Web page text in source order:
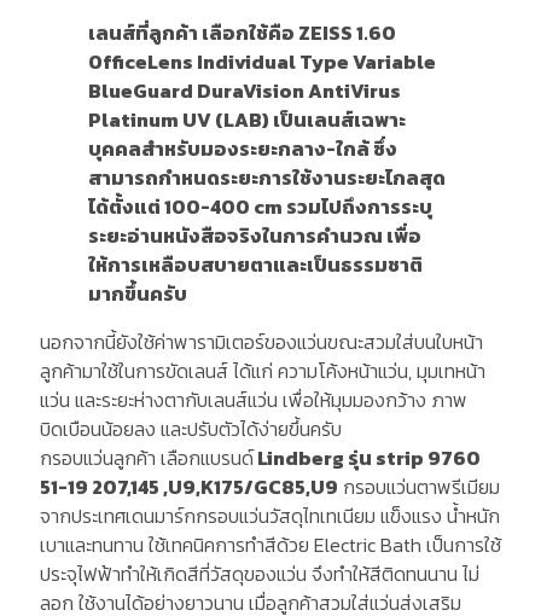
เลนส์ที่ลูกค้า เลือกใช้คือ ZEISS 1.60
OfficeLens Individual Type Variable
BlueGuard DuraVision AntiVirus
Platinum UV (LAB) เป็นเลนส์เฉพาะ
บุคคลสำหรับมองระยะกลาง-ใกล้ ซึ่ง
สามารถกำหนดระยะการใช้งานระยะไกลสุด
ได้ตั้งแต่ 100-400 cm รวมไปถึงการระบุ
ระยะอ่านหนังสือจริงในการคำนวณ เพื่อ
ให้การเหลือบสบายตาและเป็นธรรมชาติ
มากขึ้นครับ
นอกจากนี้ยังใช้ค่าพารามิเตอร์ของแว่นขณะสวมใส่บนใบหน้า
ลูกค้ามาใช้ในการขัดเลนส์ ได้แก่ ความโค้งหน้าแว่น, มุมเทหน้า
แว่น และระยะห่างตากับเลนส์แว่น เพื่อให้มุมมองกว้าง ภาพ
บิดเบือนน้อยลง และปรับตัวได้ง่ายขึ้นครับ
กรอบแว่นลูกค้า เลือกแบรนด์Lindberg รุ่น strip 9760
51-19 207,145 ,U9,K175/GC85,U9 กรอบแว่นตาพรีเมียม
จากประเทศเดนมาร์กกรอบแว่นวัสดุไทเทเนียม แข็งแรง น้ำหนัก
เบาและทนทาน ใช้เทคนิคการทำสีด้วย Electric Bath เป็นการใช้
ประจุไฟฟ้าทำให้เกิดสีที่วัสดุของแว่น จึงทำให้สีติดทนนาน ไม่
ลอก ใช้งานได้อย่างยาวนาน เมื่อลูกค้าสวมใส่แว่นส่งเสริม